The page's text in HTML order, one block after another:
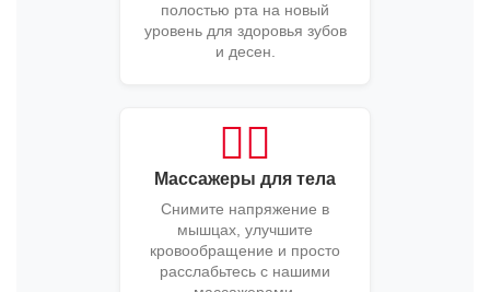
полостью рта на новый
уровень для здоровья зубов
и десен.
💆‍♀️
Массажеры для тела
Снимите напряжение в
мышцах, улучшите
кровообращение и просто
расслабьтесь с нашими